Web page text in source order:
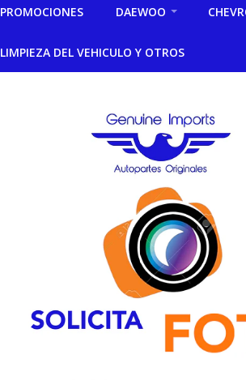
PROMOCIONES DAEWOO
LIMPIEZA DEL VEHICULO Y OTROS